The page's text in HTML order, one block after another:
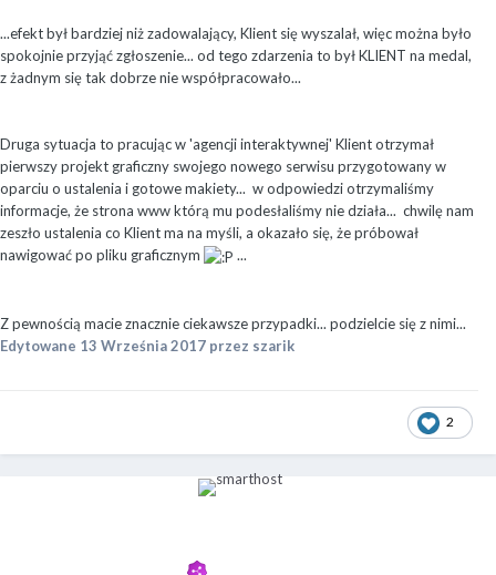
...efekt był bardziej niż zadowalający, Klient się wyszalał, więc można było
spokojnie przyjąć zgłoszenie... od tego zdarzenia to był KLIENT na medal,
z żadnym się tak dobrze nie współpracowało...
Druga sytuacja to pracując w 'agencji interaktywnej' Klient otrzymał
pierwszy projekt graficzny swojego nowego serwisu przygotowany w
oparciu o ustalenia i gotowe makiety... w odpowiedzi otrzymaliśmy
informacje, że strona www którą mu podesłaliśmy nie działa... chwilę nam
zeszło ustalenia co Klient ma na myśli, a okazało się, że próbował
nawigować po pliku graficznym
...
Z pewnością macie znacznie ciekawsze przypadki... podzielcie się z nimi...
Edytowane 13 Września 2017 przez szarik
2